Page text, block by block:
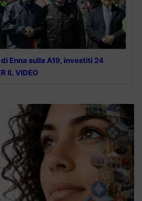
Enna sulla A19, investiti 24
IL VIDEO